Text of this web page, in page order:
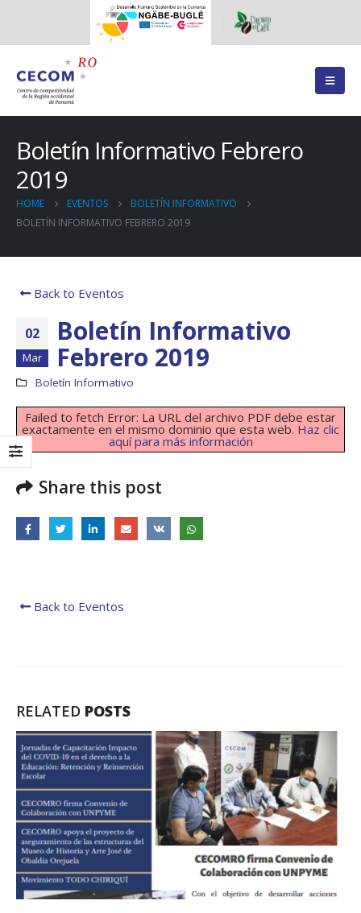
Boletín Informativo Febrero
2019
HOME EVENTOS
BOLETÍN INFORMATIVO
BOLETÍN INFORMATIVO FEBRERO 2019
Back to Eventos
02
Mar
Boletín Informativo
Febrero 2019
Boletín Informativo
Failed to fetch Error: La URL del archivo PDF debe estar
exactamente en el mismo dominio que esta web. Haz clic
aquí para más información
Share this post
Back to Eventos
RELATED POSTS
Boletín Informativo
perspectivas
Estratégico de Gobierno 2025-
2029
27 diciembre, 2024
Presentación de
Avances del proyecto
Soluciones Integrales
de Acceso Universal a
la Energía
13 noviembre, 2024
Raúl Mulino
6 septiembre, 2024
Encuentro de
Lideresas para
Fortalecimiento
Integral de la
Gobernanza y Derechos
Humanos en la CNB con
Enfoque de Género
31 julio, 2024